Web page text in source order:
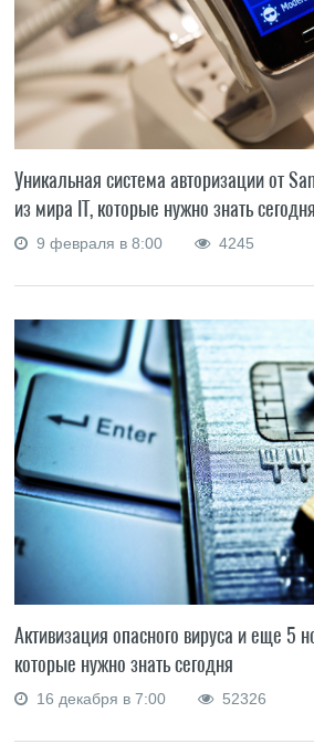
Уникальная система авторизации от
из мира IT, которые нужно знать сегодня
9 февраля в 8:00 4245
Активизация опасного вируса и еще 5
которые нужно знать сегодня
16 декабря в 7:00 52326